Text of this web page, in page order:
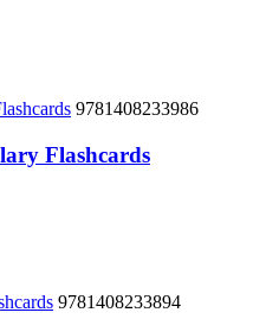
9781408233986
Flashcards
9781408233894